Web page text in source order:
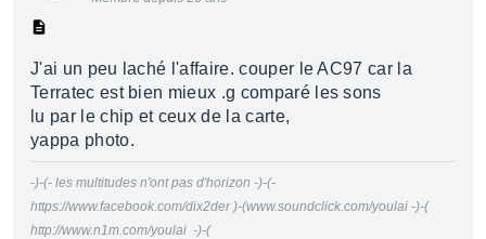
J'ai un peu laché l'affaire. couper le AC97 car la
Terratec est bien mieux .g comparé les sons
lu par le chip et ceux de la carte,
yappa photo.
-)-(- les multitudes n'ont pas d'horizon -)-(-
https://www.facebook.com/dix2der )-(www.soundclick.com/youlai -)-(
http://www.n1m.com/youlai -)-(